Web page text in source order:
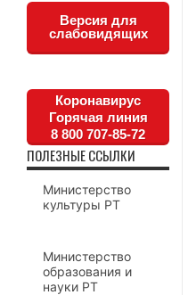
Версия для
слабовидящих
Коронавирус
Горячая линия
8 800 707-85-72
ПОЛЕЗНЫЕ ССЫЛКИ
Министерство
культуры РТ
Министерство
образования и
науки РТ